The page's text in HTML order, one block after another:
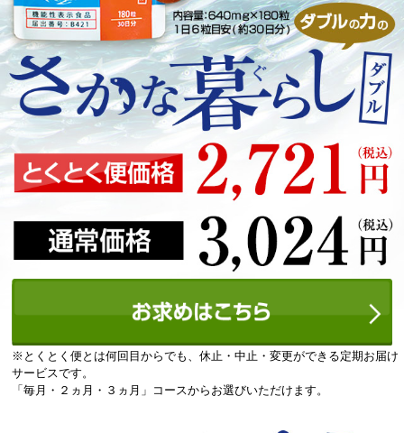
※とくとく便とは何回目からでも、休止・中止・変更ができる定期お届け
サービスです。
「毎月・２ヵ月・３ヵ月」コースからお選びいただけます。